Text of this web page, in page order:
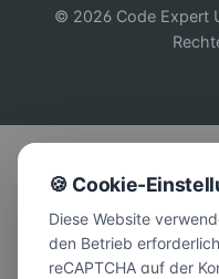
© 2026 Code Expert
🍪 Cookie-
Diese Website
den Betrieb
reCAPTCHA auf der